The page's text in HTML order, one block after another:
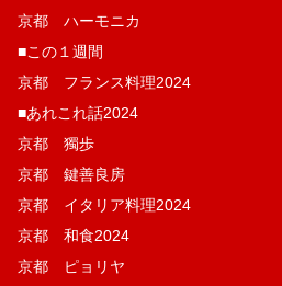
京都 ハーモニカ
■この１週間
京都 フランス料理2024
■あれこれ話2024
京都 獨歩
京都 鍵善良房
京都 イタリア料理2024
京都 和食2024
京都 ピョリヤ